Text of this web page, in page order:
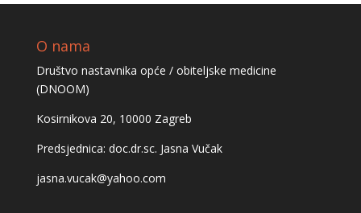
O nama
Društvo nastavnika opće / obiteljske medicine
(DNOOM)
Kosirnikova 20, 10000 Zagreb
Predsjednica: doc.dr.sc. Jasna Vučak
jasna.vucak@yahoo.com